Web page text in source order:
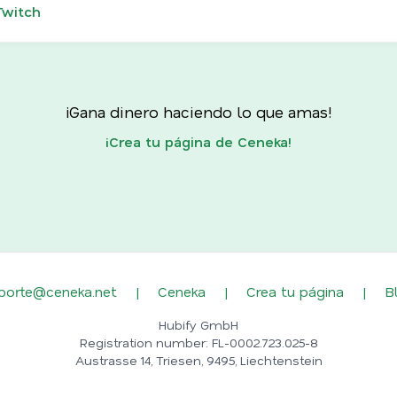
¡Gana dinero haciendo lo que amas!
¡Crea tu página de Ceneka!
| Ceneka | Crea tu página |
Hubify GmbH
Registration number: FL-0002.723.025-8
Austrasse 14, Triesen, 9495, Liechtenstein